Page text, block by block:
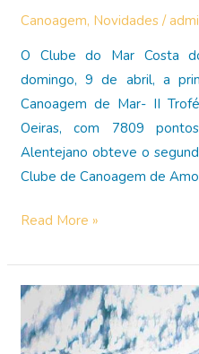
Canoagem, Novidades /
O Clube do Mar Costa
domingo, 9 de abril, a
Canoagem de Mar- II
Oeiras, com 7809
Alentejano obteve o
Clube de Canoagem de
Clube
Mar
Costa
do
Sol
Read More »